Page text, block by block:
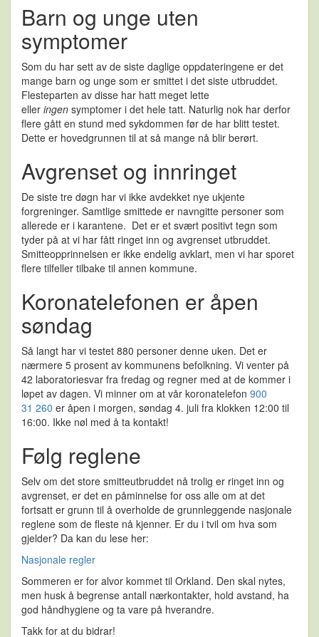
Barn og unge uten
symptomer
Som du har sett av de siste daglige oppdateringene er det
mange barn og unge som er smittet i det siste utbruddet.
Flesteparten av disse har hatt meget lette
eller ingen symptomer i det hele tatt. Naturlig nok har derfor
flere gått en stund med sykdommen før de har blitt testet.
Dette er hovedgrunnen til at så mange nå blir berørt.
Avgrenset og innringet
De siste tre døgn har vi ikke avdekket nye ukjente
forgreninger. Samtlige smittede er navngitte personer som
allerede er i karantene. Det er et svært positivt tegn som
tyder på at vi har fått ringet inn og avgrenset utbruddet.
Smitteopprinnelsen er ikke endelig avklart, men vi har sporet
flere tilfeller tilbake til annen kommune.
Koronatelefonen er åpen
søndag
Så langt har vi testet 880 personer denne uken. Det er
nærmere 5 prosent av kommunens befolkning. Vi venter på
42 laboratoriesvar fra fredag og regner med at de kommer i
løpet av dagen. Vi minner om at vår koronatelefon 900
31 260 er åpen i morgen, søndag 4. juli fra klokken 12:00 til
16:00. Ikke nøl med å ta kontakt!
Følg reglene
Selv om det store smitteutbruddet nå trolig er ringet inn og
avgrenset, er det en påminnelse for oss alle om at det
fortsatt er grunn til å overholde de grunnleggende nasjonale
reglene som de fleste nå kjenner. Er du i tvil om hva som
gjelder? Da kan du lese her:
Nasjonale regler
Sommeren er for alvor kommet til Orkland. Den skal nytes,
men husk å begrense antall nærkontakter, hold avstand, ha
god håndhygiene og ta vare på hverandre.
Takk for at du bidrar!